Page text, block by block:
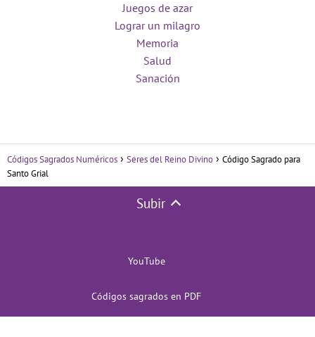
Juegos de azar
Lograr un milagro
Memoria
Salud
Sanación
Códigos Sagrados Numéricos Seres del Reino Divino
Código Sagrado para
Santo Grial
Subir
YouTube
Códigos sagrados en PDF